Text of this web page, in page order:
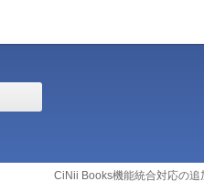
CiNii Books機能統合対応の追